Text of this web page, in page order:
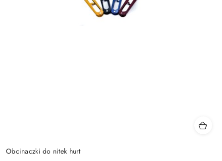
Obcinaczki do nitek hurt